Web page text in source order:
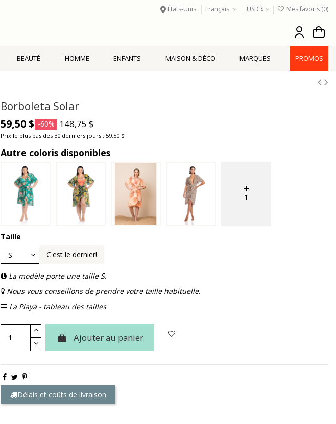
États-Unis Français USD $ Mes favoris (0)
BEAUTÉ HOMME ENFANTS MAISON & DÉCO MARQUES PROMOS
Borboleta Solar
59,50 $ -60% 148,75 $
Prix le plus bas des 30 derniers jours : 59,50 $
Autre coloris disponibles
1
Taille
C'est le dernier!
La modèle porte une taille S.
Nous vous conseillons de prendre votre taille habituelle.
La Playa - tableau des tailles
Ajouter au panier
Délais et coûts de livraison